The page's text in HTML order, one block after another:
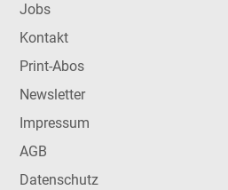
Jobs
Kontakt
Print-Abos
Newsletter
Impressum
AGB
Datenschutz